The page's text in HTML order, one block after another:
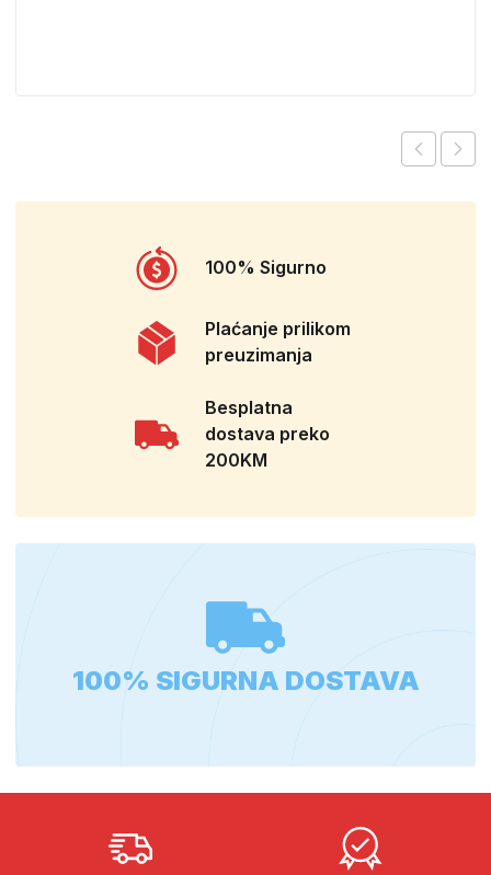
100% Sigurno
Plaćanje prilikom
preuzimanja
Besplatna
dostava preko
200KM
100% SIGURNA DOSTAVA